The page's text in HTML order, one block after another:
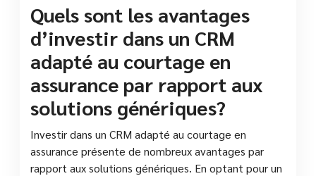
Quels sont les avantages
d’investir dans un CRM
adapté au courtage en
assurance par rapport aux
solutions génériques?
Investir dans un CRM adapté au courtage en
assurance présente de nombreux avantages par
rapport aux solutions génériques. En optant pour un